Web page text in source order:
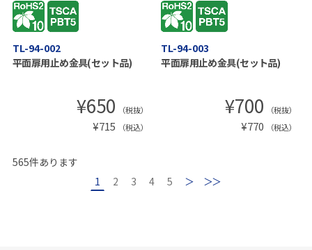
TL-94-002
平面扉用止め金具(セット品)
¥650 （税抜）
¥715 （税込）
TL-94-003
平面扉用止め金具(セット品)
¥700 （税抜）
¥770 （税込）
565件あります
1
2 3 4 5 次 最後